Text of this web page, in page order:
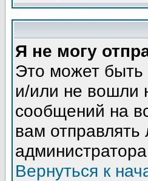
Я не могу
Это может быть
и/или не вошли
сообщений на
вам
Вернуться к